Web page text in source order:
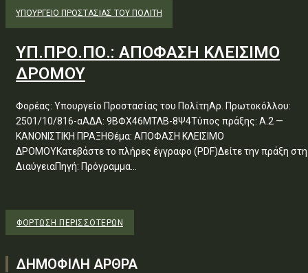
ΥΠΟΥΡΓΕΊΟ ΠΡΟΣΤΑΣΊΑΣ ΤΟΥ ΠΟΛΊΤΗ
ΥΠ.ΠΡΟ.ΠΟ.: ΑΠΟΦΑΣΗ ΚΛΕΙΣΙΜΟ
ΔΡΟΜΟΥ
Φορέας: Υπουργείο Προστασίας του ΠολίτηΑρ. Πρωτοκόλλου:
2501/10/816-αΑΔΑ: 9ΒΦΧ46ΜΤΛΒ-8Ψ4Τύπος πράξης: Α.2 —
ΚΑΝΟΝΙΣΤΙΚΗ ΠΡΑΞΗΘέμα: ΑΠΟΦΑΣΗ ΚΛΕΙΣΙΜΟ
ΔΡΟΜΟΥΚατεβάστε το πλήρες έγγραφο (PDF)Δείτε την πράξη στη
ΔιαύγειαΠηγή: Πρόγραμμα...
ΦΌΡΤΩΣΗ ΠΕΡΙΣΣΟΤΈΡΩΝ
ΔΗΜΟΦΙΛΗ ΑΡΘΡΑ